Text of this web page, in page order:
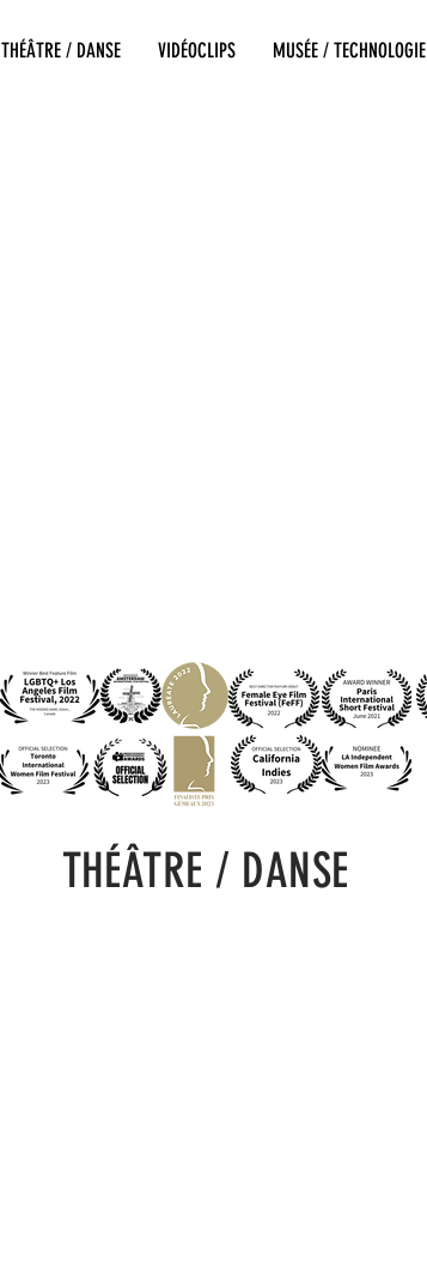
THÉÂTRE / DANSE VIDÉOCLIPS MUSÉE / TECHNOLOGIE
THÉÂTRE / DANSE